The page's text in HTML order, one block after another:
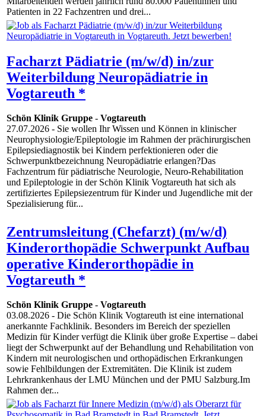
Patienten in 22 Fachzentren und drei...
Facharzt Pädiatrie (m/w/d) in/zur
Weiterbildung Neuropädiatrie in
Vogtareuth *
Schön Klinik Gruppe - Vogtareuth
27.07.2026 - Sie wollen Ihr Wissen und Können in klinischer
Neurophysiologie/Epileptologie im Rahmen der prächirurgischen
Epilepsiediagnostik bei Kindern perfektionieren oder die
Schwerpunktbezeichnung Neuropädiatrie erlangen?Das
Fachzentrum für pädiatrische Neurologie, Neuro-Rehabilitation
und Epileptologie in der Schön Klinik Vogtareuth hat sich als
zertifiziertes Epilepsiezentrum für Kinder und Jugendliche mit der
Spezialisierung für...
Zentrumsleitung (Chefarzt) (m/w/d)
Kinderorthopädie Schwerpunkt Aufbau
operative Kinderorthopädie in
Vogtareuth *
Schön Klinik Gruppe - Vogtareuth
03.08.2026 - Die Schön Klinik Vogtareuth ist eine international
anerkannte Fachklinik. Besonders im Bereich der speziellen
Medizin für Kinder verfügt die Klinik über große Expertise – dabei
liegt der Schwerpunkt auf der Behandlung und Rehabilitation von
Kindern mit neurologischen und orthopädischen Erkrankungen
sowie Fehlbildungen der Extremitäten. Die Klinik ist zudem
Lehrkrankenhaus der LMU München und der PMU Salzburg.Im
Rahmen der...